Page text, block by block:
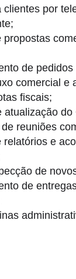
clientes por
propostas
de pedidos
comercial e
fiscais;
atualização do
reuniões
relatórios e
de
de